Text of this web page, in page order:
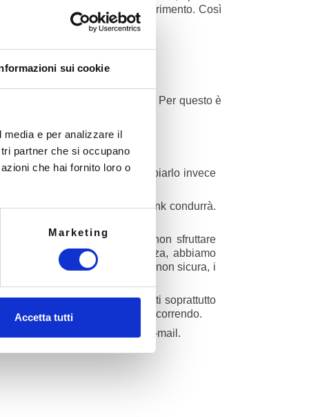
sui cookie
e per analizzare il
partner che si occupano
che hai fornito loro o
Marketing
Accetta tutti
il portale dell’istituto di riferimento. Così
meglio di noi stessi. Per questo è
non cliccare sul link, ma copiarlo invece
indirizzo Internet al quale il link condurrà.
minima, si consiglia di non sfruttare
una maggiore sicurezza, abbiamo
di utilizzo di una connessione non sicura, i
Questi fattori sono importanti soprattutto
online, i social media e via discorrendo.
informazioni del genere via e-mail.